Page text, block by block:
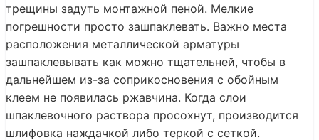
трещины задуть монтажной пеной. Мелкие
погрешности просто зашпаклевать. Важно места
расположения металлической арматуры
зашпаклевывать как можно тщательней, чтобы в
дальнейшем из-за соприкосновения с обойным
клеем не появилась ржавчина. Когда слои
шпаклевочного раствора просохнут, производится
шлифовка наждачкой либо теркой с сеткой.